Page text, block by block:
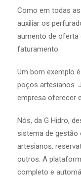
Como em todas
auxiliar os
aumento de oferta
faturamento.
Um bom exemplo
poços artesianos.
empresa oferecer
Nós, da G Hidro,
sistema de
artesianos,
outros. A
completo e